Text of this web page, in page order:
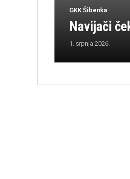
GKK Šibenka
Navijači
1. srpnja 2026.